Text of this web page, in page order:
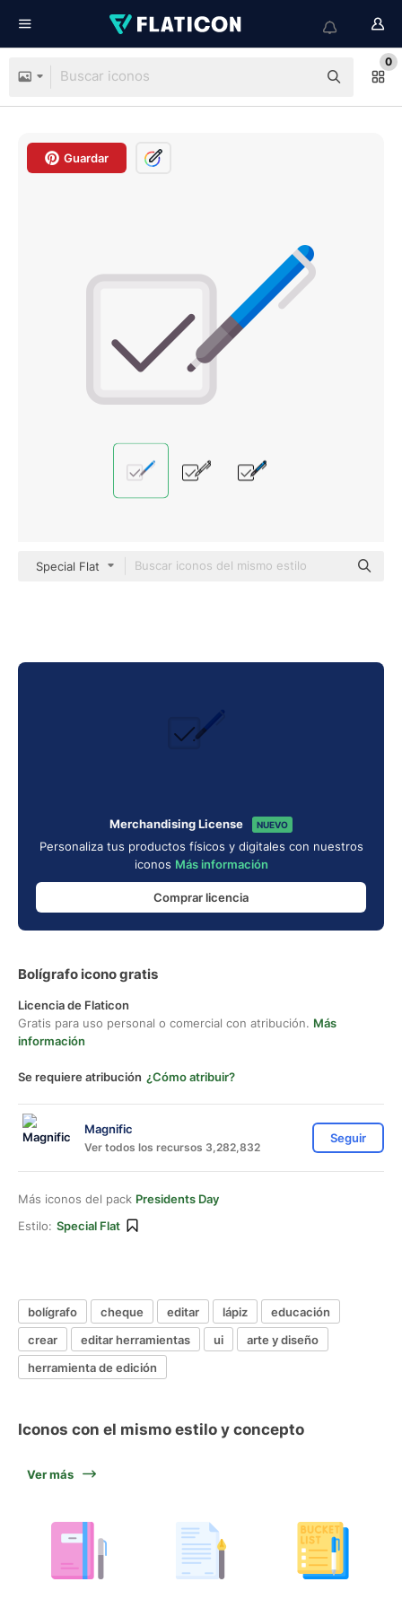
0
Guardar
Special Flat
Merchandising License NUEVO
Personaliza tus productos físicos y digitales con nuestros
iconos Más información
Comprar licencia
Bolígrafo icono gratis
Licencia de Flaticon
Gratis para uso personal o comercial con atribución. Más
información
Se requiere atribución ¿Cómo atribuir?
Magnific
Ver todos los recursos 3,282,832
Seguir
Más iconos del pack Presidents Day
Estilo: Special Flat
bolígrafo cheque editar lápiz
educación
crear
editar herramientas ui
arte y diseño
herramienta de edición
Iconos con el mismo estilo y concepto
Ver más